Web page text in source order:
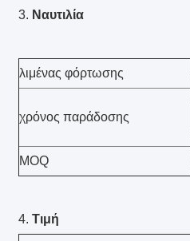
3. Ναυτιλία
λιμένας φόρτωσης
χρόνος παράδοσης
MOQ
4. Τιμή